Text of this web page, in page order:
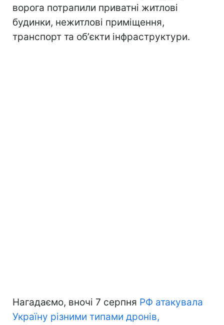
ворога потрапили приватні житлові
будинки, нежитлові приміщення,
транспорт та обʼєкти інфраструктури.
Нагадаємо, вночі 7 серпня РФ атакувала
Україну різними типами дронів,